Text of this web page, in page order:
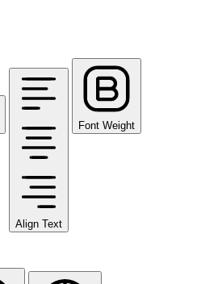
Align Text
Font Weight